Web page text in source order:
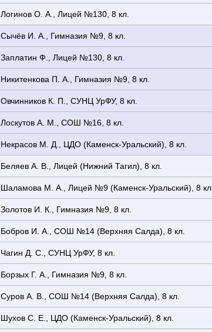
Логинов О. А., Лицей №130, 8 кл.
Сычёв И. А., Гимназия №9, 8 кл.
Заплатин Ф., Лицей №130, 8 кл.
Никитенкова П. А., Гимназия №9, 8 кл.
Овчинников К. П., СУНЦ УрФУ, 8 кл.
Лоскутов А. М., СОШ №16, 8 кл.
Некрасов М. Д., ЦДО (Каменск-Уральский), 8 кл.
Беляев А. В., Лицей (Нижний Тагил), 8 кл.
Шаламова М. А., Лицей №9 (Каменск-Уральский), 8 кл.
Золотов И. К., Гимназия №9, 8 кл.
Бобров И. А., СОШ №14 (Верхняя Салда), 8 кл.
Чагин Д. С., СУНЦ УрФУ, 8 кл.
Борзых Г. А., Гимназия №9, 8 кл.
Суров А. В., СОШ №14 (Верхняя Салда), 8 кл.
Шухов С. Е., ЦДО (Каменск-Уральский), 8 кл.